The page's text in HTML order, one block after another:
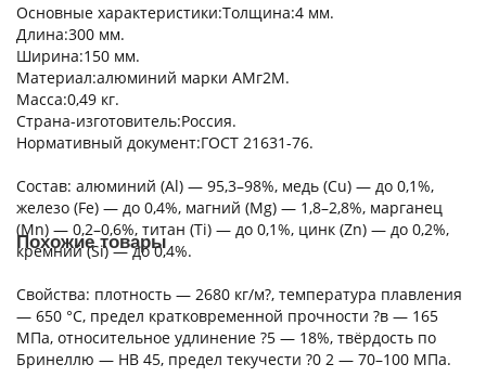
Основные характеристики:Толщина:4 мм.
Длина:300 мм.
Ширина:150 мм.
Материал:алюминий марки АМг2М.
Масса:0,49 кг.
Страна-изготовитель:Россия.
Нормативный документ:ГОСТ 21631-76.
Состав: алюминий (Al) — 95,3–98%, медь (Cu) — до 0,1%,
железо (Fe) — до 0,4%, магний (Mg) — 1,8–2,8%, марганец
(Mn) — 0,2–0,6%, титан (Ti) — до 0,1%, цинк (Zn) — до 0,2%,
кремний (Si) — до 0,4%.
Свойства: плотность — 2680 кг/м?, температура плавления
— 650 °C, предел кратковременной прочности ?в — 165
МПа, относительное удлинение ?5 — 18%, твёрдость по
Бринеллю — HB 45, предел текучести ?0 2 — 70–100 МПа.
Похожие товары
Алюминиевый лист (пластина) АМг2М 8х100х200 мм